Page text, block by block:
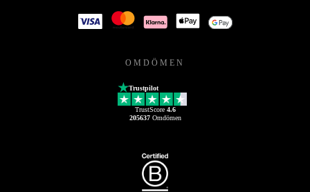
OMDÖMEN
Trustpilot
TrustScore 4.6
205637Omdömen